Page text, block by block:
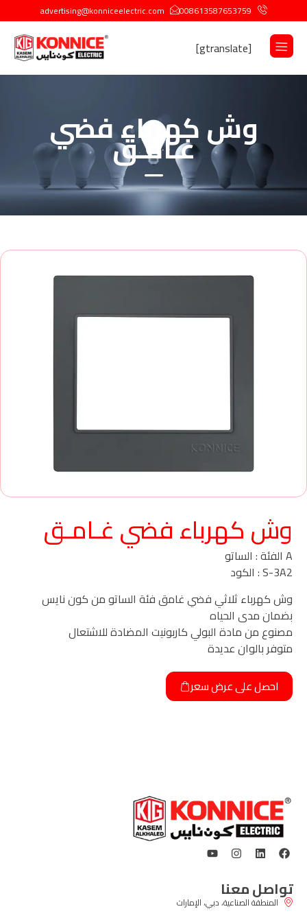
008613587653759
advertising@konniceelectric.com
[gtranslate]
وش كهرباء فضي
غـامـق
وش كهرباء فضي غـامـق
A الفئة : الساتو
S-3A2 : الكود
وش كهرباء ثلاثي فضي غامق فئة الساتو من كون نايس
بضمان مدى الحياه
مصنوع من مادة البولي كاربونيت المضادة للاشتعال
متوفر بالوان عديدة
احصل على عرض سعر
تواصل معنا
المنطقة الصناعية، دبي، الإمارات